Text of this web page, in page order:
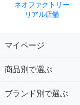
ネオファクトリー
リアル店舗
マイページ
商品別で選ぶ
ブランド別で選ぶ